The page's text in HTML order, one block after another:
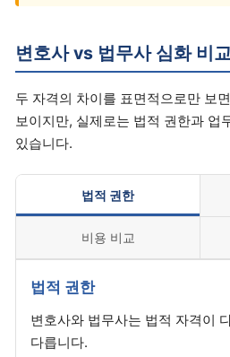
변호사 vs 법무사 심화 비교
두 자격의 차이를 표면적으로만 보
보이지만, 실제로는 법적 권한과 업
있습니다.
법적 권한
비용 비교
법적 권한
변호사와 법무사는 법적 자격이
다릅니다.